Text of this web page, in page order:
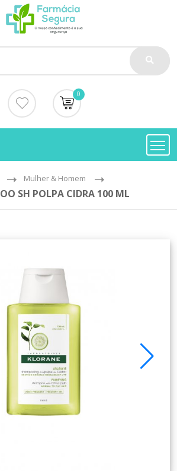
0
Mulher & Homem
SH POLPA CIDRA 100 ML